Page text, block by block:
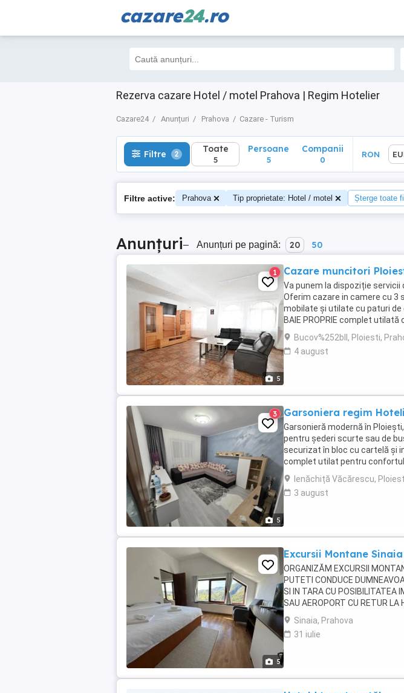
cazare24.ro
Rezerva cazare Hotel / motel Prahova | Regim Hotelier
Cazare24 Anunțuri Prahova Cazare - Turism
Filtre 2 Toate
5
Filtre 2 Toate
5
Persoane
5
Companii
0
RON
Filtre active: Prahova Tip proprietate: Hotel / motel Șterge toate
Anunțuri– Anunțuri pe pagină: 20 50
5
1 Cazare muncitori
Va punem la dispoziție
Oferim cazare in camere cu 3
mobilate și utilate cu paturi de
BAIE PROPRIE complet
avand centrala proprie Oferim ...
Bucov%252bII, Ploiesti,
4 august
5
3 Garsoniera regim
Garsonieră modernă în
pentru șederi scurte sau de
securizat în bloc cu cartelă și
complet utilat pentru
public și puncte de interes ...
Ienăchiță Văcărescu,
3 august
5
Excursii Montane Sinaia
ORGANIZĂM EXCURSII
PUTETI CONDUCE
SI IN TARA CU POSIBILITATEA
SAU AEROPORT CU RETUR LA
BUCEGI . CU PLECARE DIN
Sinaia, Prahova
31 iulie